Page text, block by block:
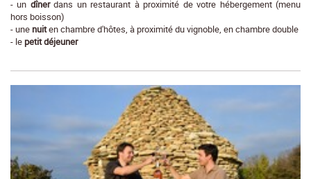
- un dînerdans un restaurant à proximité de votre hébergement (menu
hors boisson)
- unenuiten chambre d'hôtes, à proximité du vignoble, en chambre double
- lepetit déjeuner